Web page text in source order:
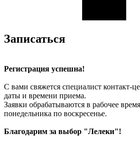
Записаться
Регистрация успешна!
С вами свяжется специалист контакт-
даты и времени приема.
Заявки обрабатываются в рабочее
понедельника по воскресенье.
Благодарим за выбор "Лелеки"!